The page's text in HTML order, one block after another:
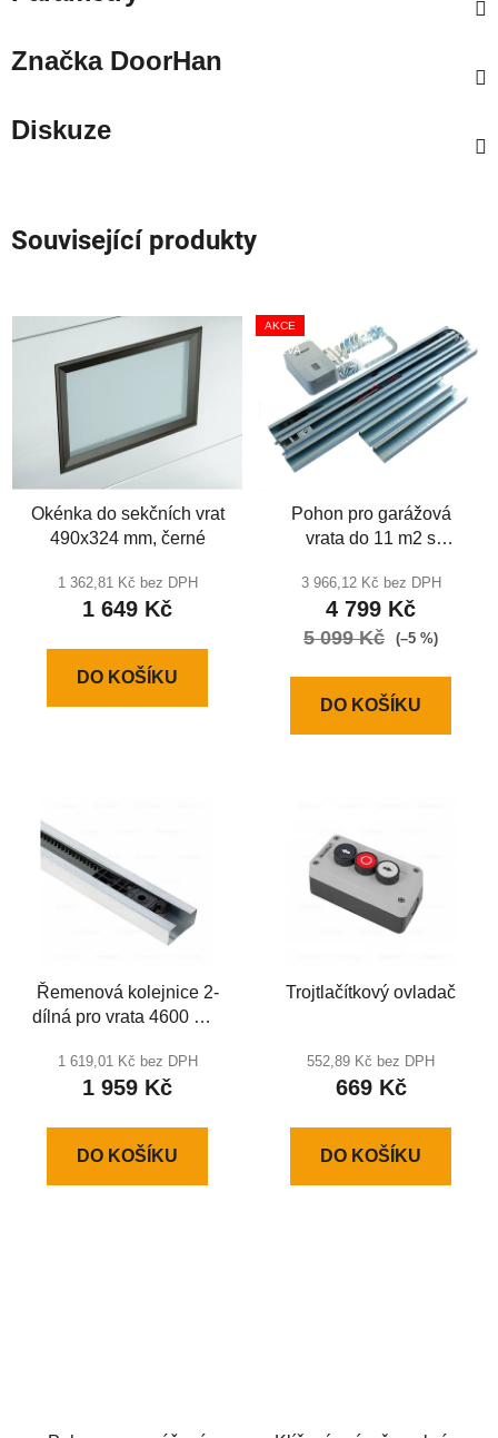
ZnačkaDoorHan
Diskuze
Související produkty
Okénka do sekčních vrat
490x324 mm, černé
1 362,81 Kč bez DPH
1 649 Kč
DO KOŠÍKU
AKCE
SLEVA
Pohon pro garážová
vrata do 11 m2 s
3 966,12 Kč bez DPH
4 799 Kč
5 099 Kč (–5 %)
DO KOŠÍKU
Řemenová kolejnice 2-
dílná pro vrata 4600 mm
mm
1 619,01 Kč bez DPH
1 959 Kč
DO KOŠÍKU
Trojtlačítkový ovladač
552,89 Kč bez DPH
669 Kč
DO KOŠÍKU